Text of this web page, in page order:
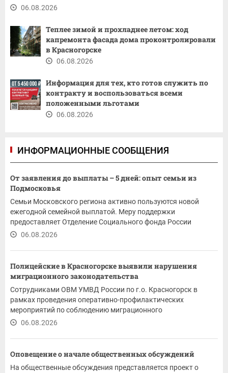
06.08.2026
Теплее зимой и прохладнее летом: ход
капремонта фасада дома проконтролировали
в Красногорске
06.08.2026
Информация для тех, кто готов служить по
контракту и воспользоваться всеми
положенными льготами
06.08.2026
ИНФОРМАЦИОННЫЕ СООБЩЕНИЯ
От заявления до выплаты – 5 дней: опыт семьи из
Подмосковья
Семьи Московского региона активно пользуются новой
ежегодной семейной выплатой. Меру поддержки
предоставляет Отделение Социального фонда России
(СФР) по...
06.08.2026
Полицейские в Красногорске выявили нарушения
миграционного законодательства
Сотрудниками ОВМ УМВД России по г.о. Красногорск в
рамках проведения оперативно-профилактических
мероприятий по соблюдению миграционного
законодательства на...
06.08.2026
Оповещение о начале общественных обсуждений
На общественные обсуждения представляется проект о